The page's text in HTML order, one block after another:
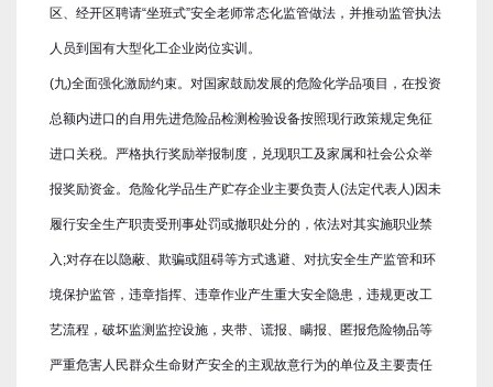
区、经开区聘请“坐班式”安全老师常态化监管做法，并推动监管执法
人员到国有大型化工企业岗位实训。
(九)全面强化激励约束。对国家鼓励发展的危险化学品项目，在投资
总额内进口的自用先进危险品检测检验设备按照现行政策规定免征
进口关税。严格执行奖励举报制度，兑现职工及家属和社会公众举
报奖励资金。危险化学品生产贮存企业主要负责人(法定代表人)因未
履行安全生产职责受刑事处罚或撤职处分的，依法对其实施职业禁
入;对存在以隐蔽、欺骗或阻碍等方式逃避、对抗安全生产监管和环
境保护监管，违章指挥、违章作业产生重大安全隐患，违规更改工
艺流程，破坏监测监控设施，夹带、谎报、瞒报、匿报危险物品等
严重危害人民群众生命财产安全的主观故意行为的单位及主要责任